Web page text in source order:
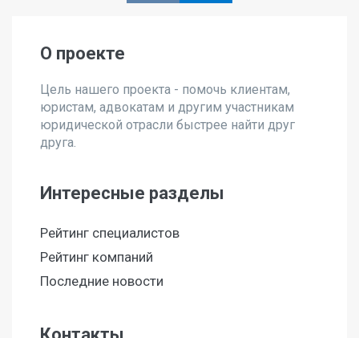
О проекте
Цель нашего проекта - помочь клиентам,
юристам, адвокатам и другим участникам
юридической отрасли быстрее найти друг
друга.
Интересные разделы
Рейтинг специалистов
Рейтинг компаний
Последние новости